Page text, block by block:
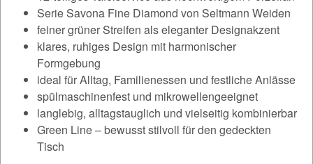
Serie Savona Fine Diamond von Seltmann Weiden
feiner grüner Streifen als eleganter Designakzent
klares, ruhiges Design mit harmonischer
Formgebung
ideal für Alltag, Familienessen und festliche Anlässe
spülmaschinenfest und mikrowellengeeignet
langlebig, alltagstauglich und vielseitig kombinierbar
Green Line – bewusst stilvoll für den gedeckten
Tisch